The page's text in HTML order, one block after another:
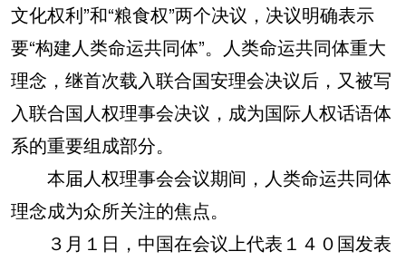
文化权利”和“粮食权”两个决议，决议明确表示
要“构建人类命运共同体”。人类命运共同体重大
理念，继首次载入联合国安理会决议后，又被写
入联合国人权理事会决议，成为国际人权话语体
系的重要组成部分。
本届人权理事会会议期间，人类命运共同体
理念成为众所关注的焦点。
３月１日，中国在会议上代表１４０国发表